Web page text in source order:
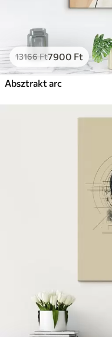
13166Ft7900 Ft
Absztrakt arc